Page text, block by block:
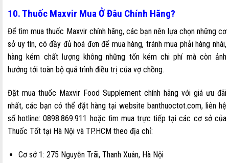
10. Thuốc Maxvir Mua Ở Đâu Chính Hãng?
Để tìm mua thuốc Maxvir chính hãng, các bạn nên lựa chọn những cơ
sở uy tín, có đầy đủ hoá đơn để mua hàng, tránh mua phải hàng nhái,
hàng kém chất lượng không những tốn kém chi phí mà còn ảnh
hưởng tới toàn bộ quá trình điều trị của vợ chồng.
Đặt mua thuốc Maxvir Food Supplement chính hãng với giá ưu đãi
nhất, các bạn có thể đặt hàng tại website banthuoctot.com, liên hệ
số hotline: 0898.869.911 hoặc tìm mua trực tiếp tại các cơ sở của
Thuốc Tốt tại Hà Nội và TP.HCM theo địa chỉ:
Cơ sở 1: 275 Nguyễn Trãi, Thanh Xuân, Hà Nội